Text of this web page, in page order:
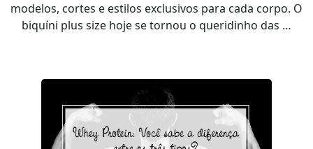
modelos, cortes e estilos exclusivos para cada corpo. O
biquíni plus size hoje se tornou o queridinho das …